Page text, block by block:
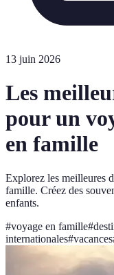
13 juin 2026
Les
pour un
en famille
Explorez les meilleures
famille. Créez des
enfants.
#voyage en famille#
internationales#vacances